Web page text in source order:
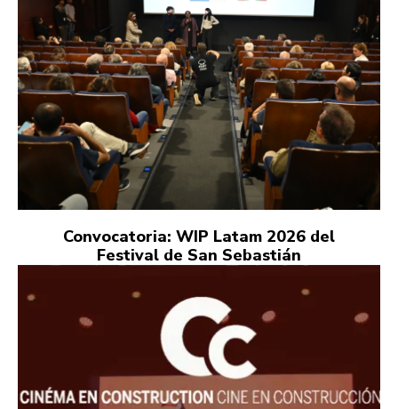
Convocatoria: WIP Latam 2026 del
Festival de San Sebastián